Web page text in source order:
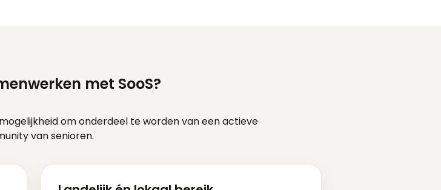
met SooS?
om onderdeel te worden van een actieve
van senioren.